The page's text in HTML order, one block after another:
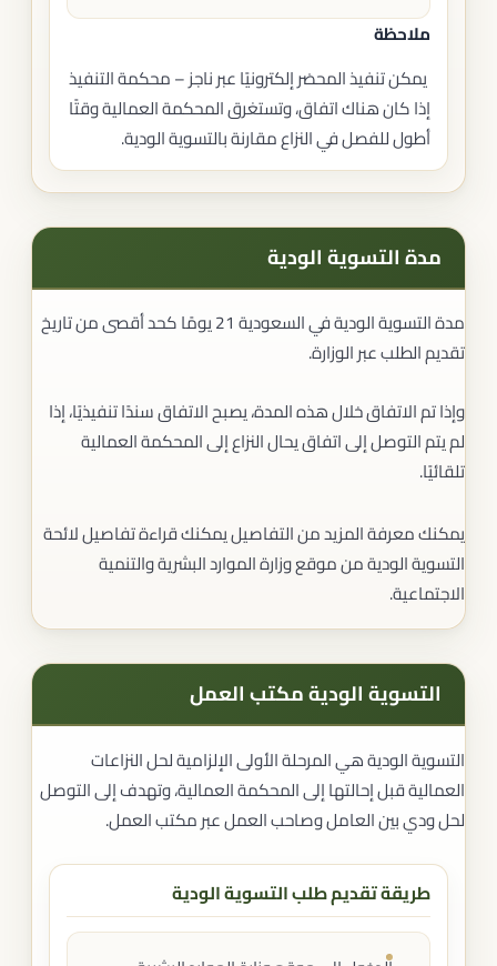
ملاحظة
يمكن تنفيذ المحضر إلكترونيًا عبر ناجز – محكمة التنفيذ
إذا كان هناك اتفاق، وتستغرق المحكمة العمالية وقتًا
أطول للفصل في النزاع مقارنة بالتسوية الودية.
مدة التسوية الودية
مدة التسوية الودية في السعودية 21 يومًا كحد أقصى من تاريخ
تقديم الطلب عبر الوزارة.
وإذا تم الاتفاق خلال هذه المدة، يصبح الاتفاق سندًا تنفيذيًا، إذا
لم يتم التوصل إلى اتفاق يحال النزاع إلى المحكمة العمالية
تلقائيًا.
يمكنك معرفة المزيد من التفاصيل يمكنك قراءة تفاصيل لائحة
التسوية الودية من موقع وزارة الموارد البشرية والتنمية
الاجتماعية.
التسوية الودية مكتب العمل
التسوية الودية هي المرحلة الأولى الإلزامية لحل النزاعات
العمالية قبل إحالتها إلى المحكمة العمالية، وتهدف إلى التوصل
لحل ودي بين العامل وصاحب العمل عبر مكتب العمل.
طريقة تقديم طلب التسوية الودية